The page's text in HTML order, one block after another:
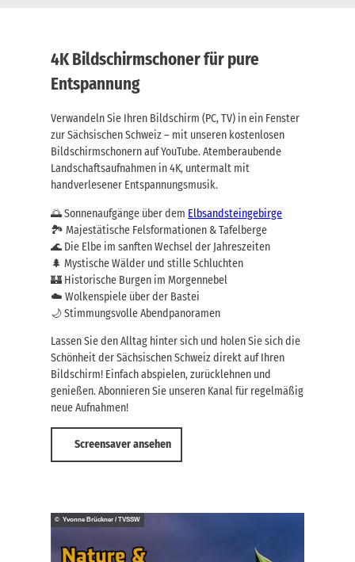
© Yvonne Brückner / TVSSW
4K Bildschirmschoner für pure
Entspannung
Verwandeln Sie Ihren Bildschirm (PC, TV) in ein Fenster
zur Sächsischen Schweiz – mit unseren kostenlosen
Bildschirmschonern auf YouTube. Atemberaubende
Landschaftsaufnahmen in 4K, untermalt mit
handverlesener Entspannungsmusik.
🌅 Sonnenaufgänge über dem Elbsandsteingebirge
🏞️ Majestätische Felsformationen & Tafelberge
🌊 Die Elbe im sanften Wechsel der Jahreszeiten
🌲 Mystische Wälder und stille Schluchten
🏰 Historische Burgen im Morgennebel
☁️ Wolkenspiele über der Bastei
🌙 Stimmungsvolle Abendpanoramen
Lassen Sie den Alltag hinter sich und holen Sie sich die
Schönheit der Sächsischen Schweiz direkt auf Ihren
Bildschirm! Einfach abspielen, zurücklehnen und
genießen. Abonnieren Sie unseren Kanal für regelmäßig
neue Aufnahmen!
Screensaver ansehen